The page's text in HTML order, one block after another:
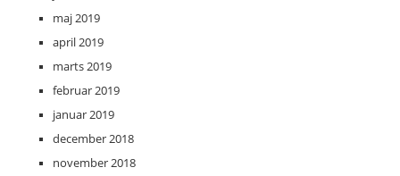
maj 2019
april 2019
marts 2019
februar 2019
januar 2019
december 2018
november 2018